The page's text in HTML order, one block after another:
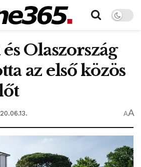
Olaszország
az első közös
AA